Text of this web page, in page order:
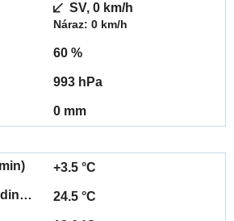
SV, 0 km/h
Náraz: 0 km/h
60 %
993 hPa
0 mm
+3.5 °C
24.5 °C